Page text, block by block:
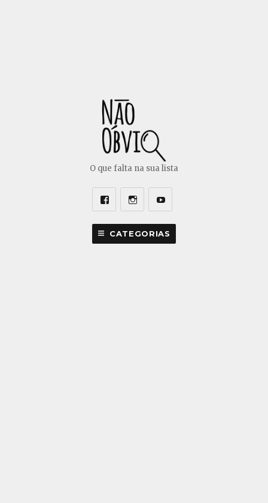
O que falta na sua lista
CATEGORIAS